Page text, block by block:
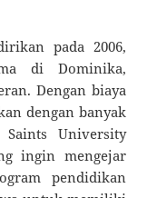
pada 2006,
di Dominika,
Dengan biaya
dengan banyak
University
ingin mengejar
pendidikan